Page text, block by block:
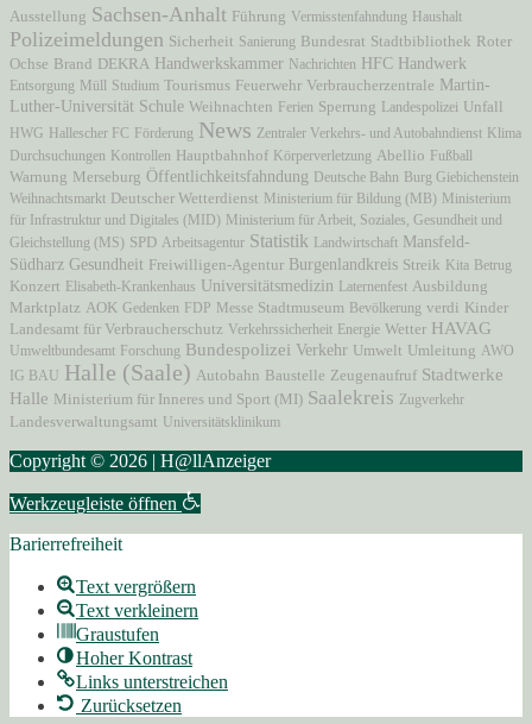
Ausstellung Sachsen-Anhalt Führung Vermisstenfahndung Haushalt
Polizeimeldungen Sicherheit Sanierung Bundesrat Stadtbibliothek Roter
Ochse Brand DEKRA Handwerkskammer Nachrichten HFC Handwerk
Entsorgung Müll Studium Tourismus Feuerwehr Verbraucherzentrale Martin-
Luther-Universität Schule Weihnachten Ferien Sperrung Landespolizei Unfall
HWG Hallescher FC Förderung News Zentraler Verkehrs- und Autobahndienst Klima
Durchsuchungen Kontrollen Hauptbahnhof Körperverletzung Abellio Fußball
Warnung Merseburg Öffentlichkeitsfahndung Deutsche Bahn Burg Giebichenstein
Weihnachtsmarkt Deutscher Wetterdienst Ministerium für Bildung (MB) Ministerium
für Infrastruktur und Digitales (MID) Ministerium für Arbeit, Soziales, Gesundheit und
Gleichstellung (MS) SPD Arbeitsagentur Statistik Landwirtschaft Mansfeld-
Südharz Gesundheit Freiwilligen-Agentur Burgenlandkreis Streik Kita Betrug
Konzert Elisabeth-Krankenhaus Universitätsmedizin Laternenfest Ausbildung
Marktplatz AOK Gedenken FDP Messe Stadtmuseum Bevölkerung verdi Kinder
Landesamt für Verbraucherschutz Verkehrssicherheit Energie Wetter HAVAG
Umweltbundesamt Forschung Bundespolizei Verkehr Umwelt Umleitung AWO
IG BAU Halle (Saale) Autobahn Baustelle Zeugenaufruf Stadtwerke
Halle Ministerium für Inneres und Sport (MI) Saalekreis Zugverkehr
Landesverwaltungsamt Universitätsklinikum
Copyright © 2026 | H@llAnzeiger
Werkzeugleiste öffnen
Barierrefreiheit
Text vergrößern
Text verkleinern
Graustufen
Hoher Kontrast
Links unterstreichen
Zurücksetzen